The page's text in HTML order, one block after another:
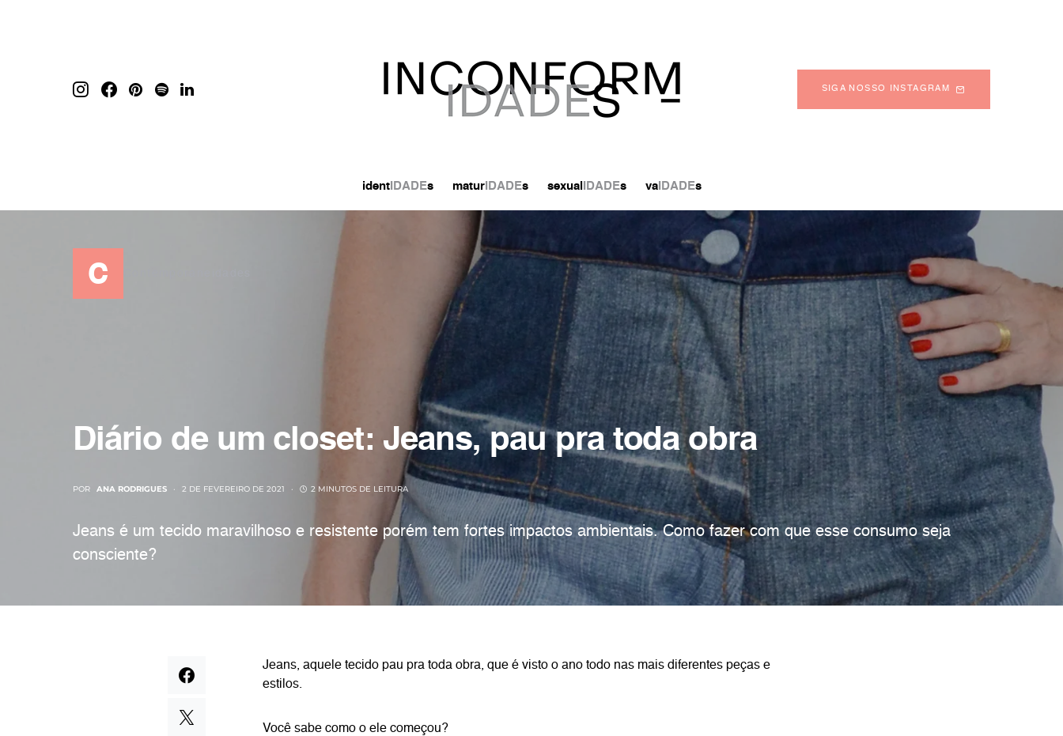
SIGA NOSSO INSTAGRAM
identIDADEs maturIDADEs sexual IDADEs vaIDADEs
c
Diário de um closet: Jeans, pau pra toda obra
POR ANA RODRIGUES 2 DE FEVEREIRO DE 2021 2 MINUTOS DE LEITURA
Jeans é um tecido maravilhoso e resistente porém tem fortes impactos ambientais. Como fazer com que esse consumo seja
consciente?
Jeans, aquele tecido pau pra toda obra, que é visto o ano todo nas mais diferentes peças e
estilos.
Você sabe como o ele começou?